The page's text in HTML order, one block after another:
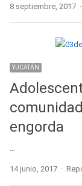
8 septiembre, 2017
YUCATÁN
engorda
…
14 junio, 2017